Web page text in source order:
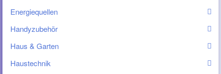
Energiequellen
Handyzubehör
Haus & Garten
Haustechnik